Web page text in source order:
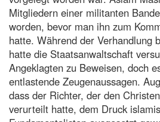
Mitgliedern einer militanten
worden, bevor man ihn zum
hatte. Während der Verhandlung
hatte die Staatsanwaltschaft
Angeklagten zu Beweisen, doch
entlastende Zeugenaussagen.
dass der Richter, der den
verurteilt hatte, dem Druck